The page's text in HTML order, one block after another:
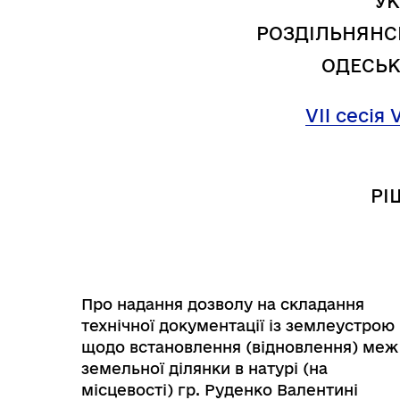
Графіки прийому громадян
VII сесія
Про надання дозволу на складання
технічної документації із землеустрою
щодо встановлення (відновлення) меж
земельної ділянки в натурі (на
місцевості) гр. Руденко Валентині